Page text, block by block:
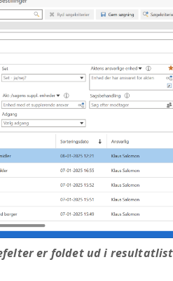
er foldet ud i